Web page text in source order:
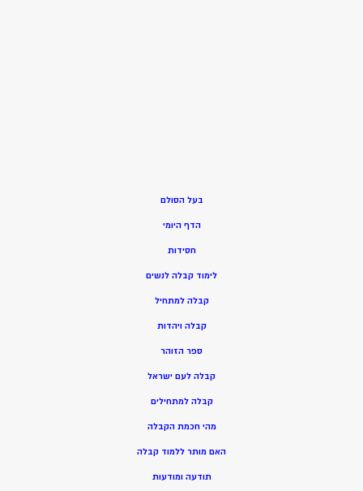
בעל הסולם
הדף היומי
חסידות
לימוד קבלה לנשים
קבלה למתחיל
קבלה ויהדות
ספר הזוהר
קבלה לעם ישראל
קבלה למתחילים
מהי חכמת הקבלה
האם מותר ללמוד קבלה
תודעה ומודעות